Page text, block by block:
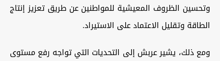
وتحسين الظروف المعيشية للمواطنين عن طريق تعزيز إنتاج
الطاقة وتقليل الاعتماد على الاستيراد.
ومع ذلك، يشير عربش إلى التحديات التي تواجه رفع مستوى